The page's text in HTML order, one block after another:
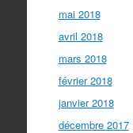
mai 2018
avril 2018
mars 2018
février 2018
janvier 2018
décembre 2017